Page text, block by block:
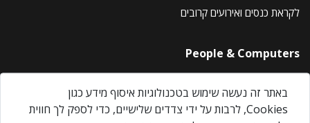
לקראת כנסים ואירועים קרובים
People & Computers
About Us
Privacy Policy
Contact Us
באתר זה נעשה שימוש בטכנולוגיות איסוף מידע כגון
Cookies, לרבות על ידי צדדים שלישיים, כדי לספק לך חווית